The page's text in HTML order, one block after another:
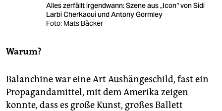
Alles zerfällt irgendwann: Szene aus „Icon“ von Sidi
Larbi Cherkaoui und Antony Gormley
Foto: Mats Bäcker
Warum?
Balanchine war eine Art Aushängeschild, fast ein
Propagandamittel, mit dem Amerika zeigen
konnte, dass es große Kunst, großes Ballett